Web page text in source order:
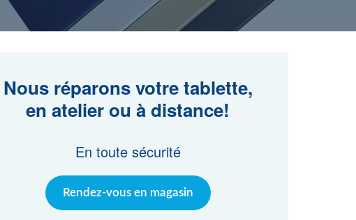
Nous réparons votre tablette,
en atelier ou à distance!
En toute sécurité
Rendez-vous en magasin